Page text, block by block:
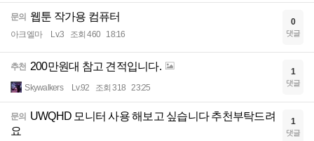
문의 웹툰 작가용 컴퓨터
아크엘마 Lv.3 조회 460 18:16
0
댓글
추천 200만원대 참고 견적입니다.
Skywalkers Lv.92 조회 318 23:25
1
댓글
문의
UWQHD 모니터 사용 해보고 싶습니다 추천부탁드려
요
1
댓글